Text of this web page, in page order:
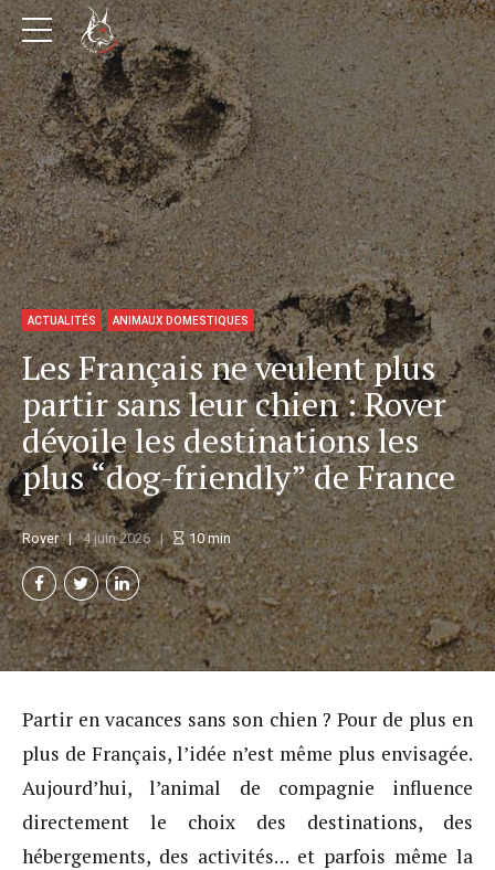
ACTUALITÉS ANIMAUX DOMESTIQUES
Les Français ne veulent plus
partir sans leur chien : Rover
dévoile les destinations les
plus “dog-friendly” de France
Rover 4 juin 2026 10min
Partir en vacances sans son chien ? Pour de plus en
plus de Français, l’idée n’est même plus envisagée.
Aujourd’hui, l’animal de compagnie influence
directement le choix des destinations, des
hébergements, des activités… et parfois même la